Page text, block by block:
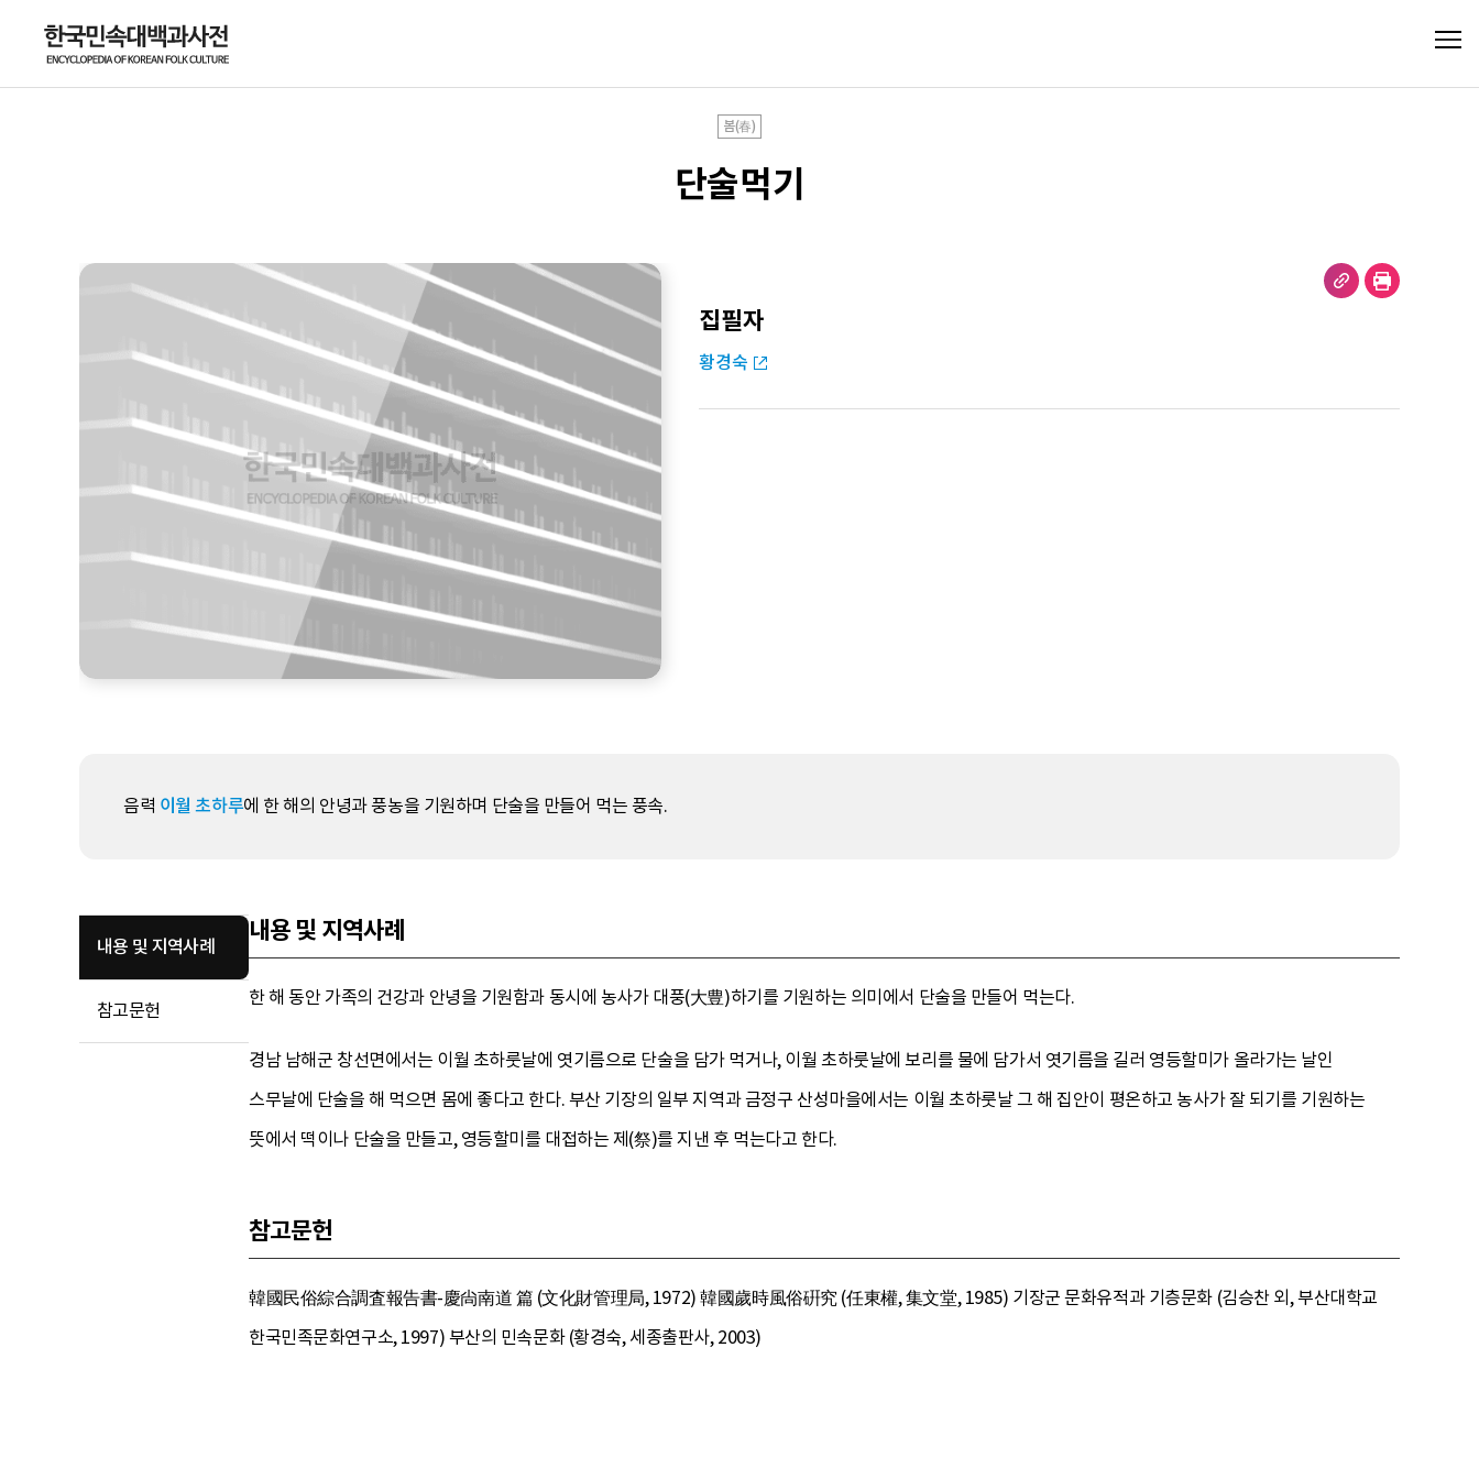
봄(春)
단술먹기
집필자
황경숙
음력 이월 초하루에 한 해의 안녕과 풍농을 기원하며 단술을 만들어 먹는 풍속.
내용 및 지역사례
참고문헌
내용 및 지역사례
한 해 동안 가족의 건강과 안녕을 기원함과 동시에 농사가 대풍(大豊)하기를 기원하는 의미에서 단술을 만들어 먹는다.
경남 남해군 창선면에서는 이월 초하룻날에 엿기름으로 단술을 담가 먹거나, 이월 초하룻날에 보리를 물에 담가서 엿기름을 길러 영등할미가 올라가는 날인
스무날에 단술을 해 먹으면 몸에 좋다고 한다. 부산 기장의 일부 지역과 금정구 산성마을에서는 이월 초하룻날 그 해 집안이 평온하고 농사가 잘 되기를 기원하는
뜻에서 떡이나 단술을 만들고, 영등할미를 대접하는 제(祭)를 지낸 후 먹는다고 한다.
참고문헌
韓國民俗綜合調査報告書-慶尙南道 篇 (文化財管理局, 1972) 韓國歲時風俗硏究 (任東權, 集文堂, 1985) 기장군 문화유적과 기층문화 (김승찬 외, 부산대학교
한국민족문화연구소, 1997) 부산의 민속문화 (황경숙, 세종출판사, 2003)